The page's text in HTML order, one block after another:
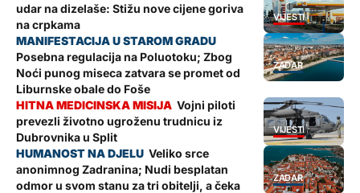
VIJESTI
udar na dizelaše: Stižu nove cijene goriva
na crpkama
ZADAR
Posebna regulacija na Poluotoku; Zbog
Noći punog miseca zatvara se promet od
Liburnske obale do Foše
VIJESTI
Vojni piloti
prevezli životno ugroženu trudnicu iz
Dubrovnika u Split
ZADAR
Veliko srce
anonimnog Zadranina; Nudi besplatan
odmor u svom stanu za tri obitelji, a čeka